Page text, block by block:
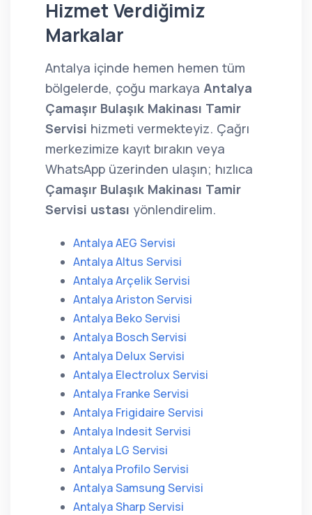
Hizmet Verdiğimiz
Markalar
Antalya içinde hemen hemen tüm
bölgelerde, çoğu markaya Antalya
Çamaşır Bulaşık Makinası Tamir
Servisi hizmeti vermekteyiz. Çağrı
merkezimize kayıt bırakın veya
WhatsApp üzerinden ulaşın; hızlıca
Çamaşır Bulaşık Makinası Tamir
Servisi ustası yönlendirelim.
Antalya AEG Servisi
Antalya Altus Servisi
Antalya Arçelik Servisi
Antalya Ariston Servisi
Antalya Beko Servisi
Antalya Bosch Servisi
Antalya Delux Servisi
Antalya Electrolux Servisi
Antalya Franke Servisi
Antalya Frigidaire Servisi
Antalya Indesit Servisi
Antalya LG Servisi
Antalya Profilo Servisi
Antalya Samsung Servisi
Antalya Sharp Servisi